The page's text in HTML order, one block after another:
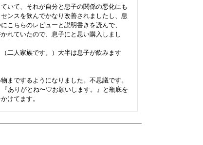
いて、それが自分と息子の関係の悪化にも
ンスを飲んでかなり改善されましたし、息
こちらのレビューと説明書きを読んで、
れていたので、息子にと思い購入しまし
二人家族です。）大半は息子が飲みます
までするようになりました。不思議です。
ありがとね〜♡お願いします。』と瓶底を
けてます。